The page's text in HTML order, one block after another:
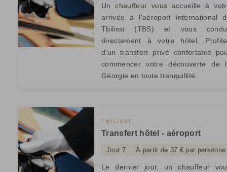
Un chauffeur vous accueille à
arrivée à l'aéroport international
Tbilissi (TBS) et vous
directement à votre hôtel.
d'un transfert privé confortable
commencer votre découverte de
Géorgie en toute tranquillité.
TBILISSI
Transfert hôtel - aéroport
Jour 7 À partir de 37 € par personne
Le dernier jour, un chauffeur